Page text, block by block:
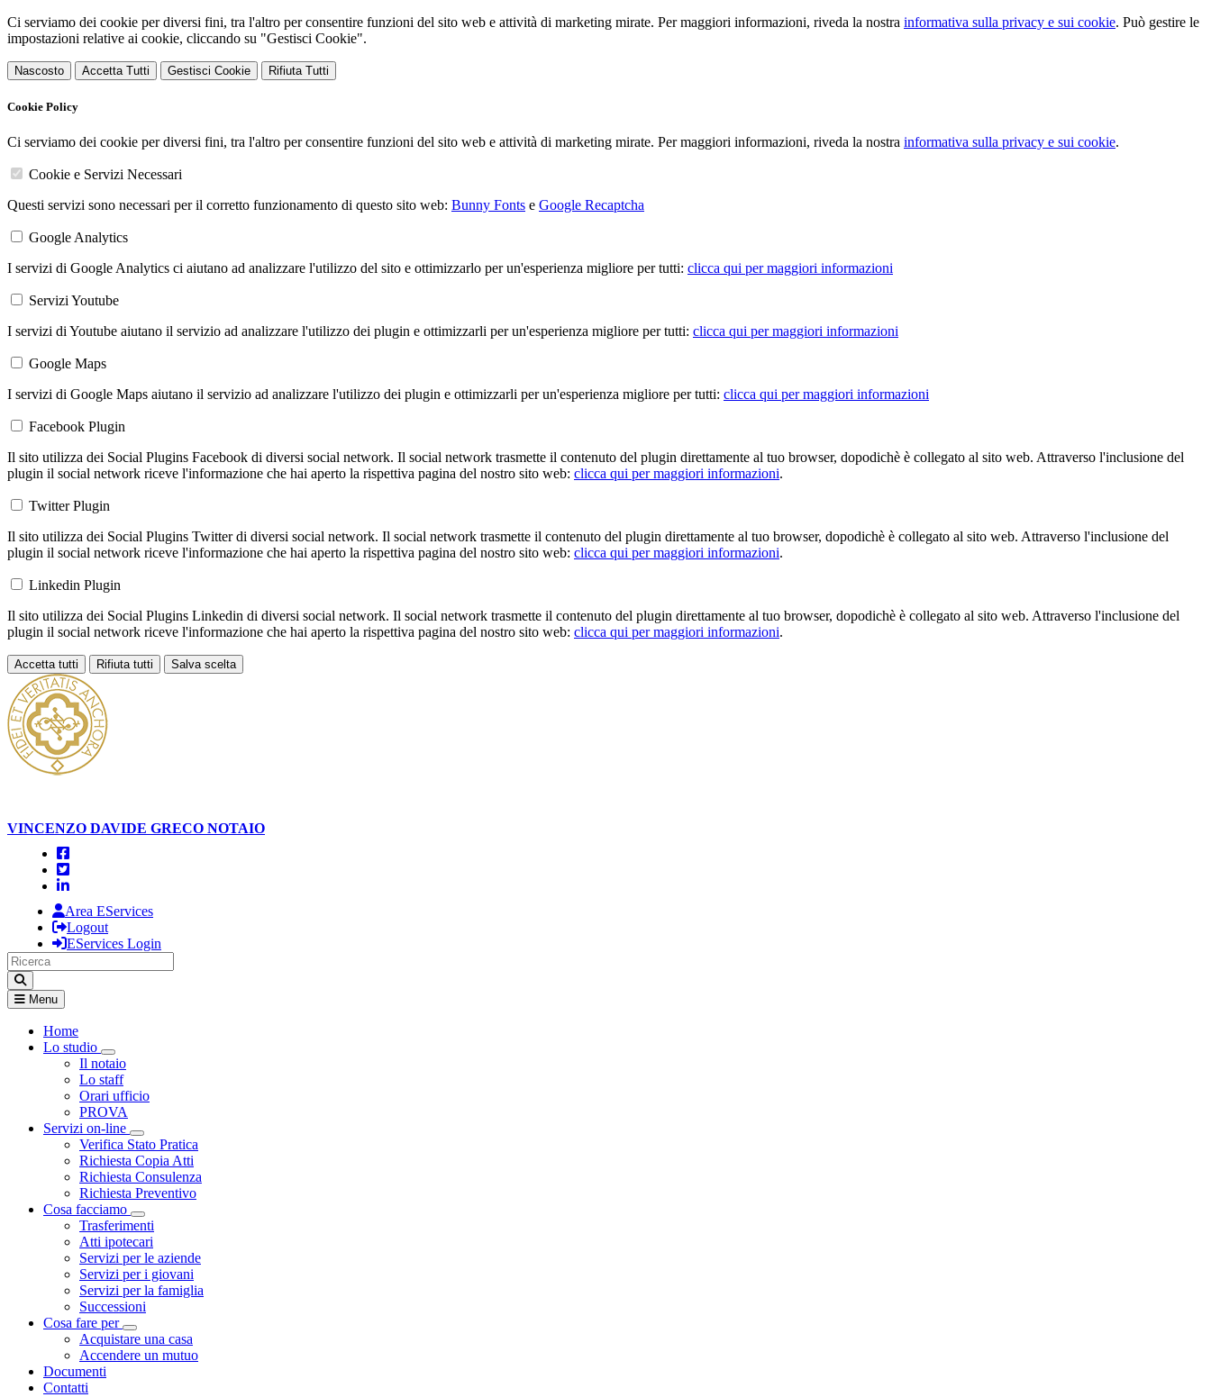
Ci serviamo dei cookie per diversi fini, tra l'altro per consentire funzioni del sito web e attività di marketing mirate. Per maggiori informazioni, riveda la nostra informativa sulla privacy e sui cookie. Può gestire le
impostazioni relative ai cookie, cliccando su "Gestisci Cookie".
Nascosto Accetta Tutti Gestisci Cookie Rifiuta Tutti
Cookie Policy
Ci serviamo dei cookie per diversi fini, tra l'altro per consentire funzioni del sito web e attività di marketing mirate. Per maggiori informazioni, riveda la nostra informativa sulla privacy e sui cookie.
Cookie e Servizi Necessari
Questi servizi sono necessari per il corretto funzionamento di questo sito web: Bunny Fonts e Google Recaptcha
Google Analytics
I servizi di Google Analytics ci aiutano ad analizzare l'utilizzo del sito e ottimizzarlo per un'esperienza migliore per tutti: clicca qui per maggiori informazioni
Servizi Youtube
I servizi di Youtube aiutano il servizio ad analizzare l'utilizzo dei plugin e ottimizzarli per un'esperienza migliore per tutti: clicca qui per maggiori informazioni
Google Maps
I servizi di Google Maps aiutano il servizio ad analizzare l'utilizzo dei plugin e ottimizzarli per un'esperienza migliore per tutti: clicca qui per maggiori informazioni
Facebook Plugin
Il sito utilizza dei Social Plugins Facebook di diversi social network. Il social network trasmette il contenuto del plugin direttamente al tuo browser, dopodichè è collegato al sito web. Attraverso l'inclusione del
plugin il social network riceve l'informazione che hai aperto la rispettiva pagina del nostro sito web: clicca qui per maggiori informazioni.
Twitter Plugin
Il sito utilizza dei Social Plugins Twitter di diversi social network. Il social network trasmette il contenuto del plugin direttamente al tuo browser, dopodichè è collegato al sito web. Attraverso l'inclusione del
plugin il social network riceve l'informazione che hai aperto la rispettiva pagina del nostro sito web: clicca qui per maggiori informazioni.
Linkedin Plugin
Il sito utilizza dei Social Plugins Linkedin di diversi social network. Il social network trasmette il contenuto del plugin direttamente al tuo browser, dopodichè è collegato al sito web. Attraverso l'inclusione del
plugin il social network riceve l'informazione che hai aperto la rispettiva pagina del nostro sito web: clicca qui per maggiori informazioni.
Accetta tutti Rifiuta tutti Salva scelta
Loading...
VINCENZO DAVIDE GRECO NOTAIO
Area EServices
Logout
EServices Login
Menu
Home
Lo studio
Visualizza menù di secondo livello
Il notaio
Lo staff
Orari ufficio
PROVA
Servizi on-line
Visualizza menù di secondo livello
Verifica Stato Pratica
Richiesta Copia Atti
Richiesta Consulenza
Richiesta Preventivo
Cosa facciamo
Visualizza menù di secondo livello
Trasferimenti
Atti ipotecari
Servizi per le aziende
Servizi per i giovani
Servizi per la famiglia
Successioni
Cosa fare per
Visualizza menù di secondo livello
Acquistare una casa
Accendere un mutuo
Documenti
Contatti